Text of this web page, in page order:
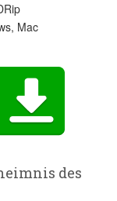
Mac
des